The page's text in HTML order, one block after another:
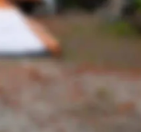
siedlung-kloster-lehnin-am-klostersee.html